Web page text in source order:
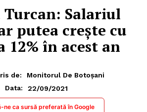
Turcan: Salariul
putea crește cu
12% în acest an
de:
Monitorul De Botoșani
Data:
22/09/2021
ne ca sursă preferată în Google